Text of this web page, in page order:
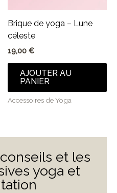
Brique de yoga – Lune
céleste
19,00 €
AJOUTER AU
PANIER
Accessoires de Yoga
et les
yoga et